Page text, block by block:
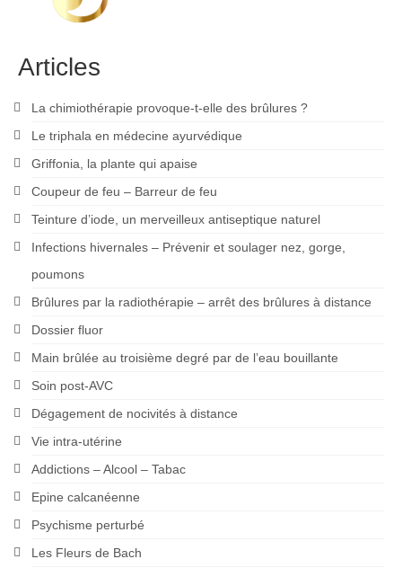
Articles
La chimiothérapie provoque-t-elle des brûlures ?
Le triphala en médecine ayurvédique
Griffonia, la plante qui apaise
Coupeur de feu – Barreur de feu
Teinture d’iode, un merveilleux antiseptique naturel
Infections hivernales – Prévenir et soulager nez, gorge,
poumons
Brûlures par la radiothérapie – arrêt des brûlures à distance
Dossier fluor
Main brûlée au troisième degré par de l’eau bouillante
Soin post-AVC
Dégagement de nocivités à distance
Vie intra-utérine
Addictions – Alcool – Tabac
Epine calcanéenne
Psychisme perturbé
Les Fleurs de Bach